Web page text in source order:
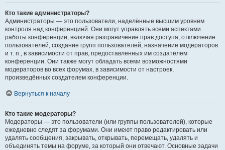
Кто такие администраторы?
Администраторы — это пользователи, наделённые высшим уровнем
контроля над конференцией. Они могут управлять всеми аспектами
работы конференции, включая разграничение прав доступа, отключение
пользователей, создание групп пользователей, назначение модераторов
и т. п., в зависимости от прав, предоставленных им создателем
конференции. Они также могут обладать всеми возможностями
модераторов во всех форумах, в зависимости от настроек,
произведённых создателем конференции.
Вернуться к началу
Кто такие модераторы?
Модераторы — это пользователи (или группы пользователей), которые
ежедневно следят за форумами. Они имеют право редактировать или
удалять сообщения, закрывать, открывать, перемещать, удалять и
объединять темы на форуме, за который они отвечают. Основные задачи